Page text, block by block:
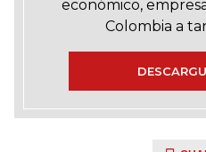
económico,
Colombia a